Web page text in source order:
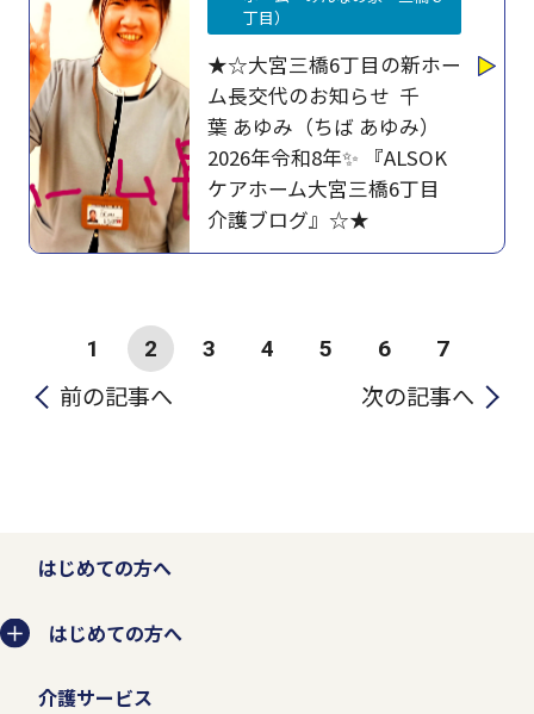
丁目）
★☆大宮三橋6丁目の新ホー
ム長交代のお知らせ 千
葉 あゆみ（ちば あゆみ）
2026年令和8年✨ 『ALSOK
ケアホーム大宮三橋6丁目
介護ブログ』☆★
前の記事へ 次の記事へ
1 2 3 4 5 6 7
はじめての方へ
はじめての方へ
介護サービス